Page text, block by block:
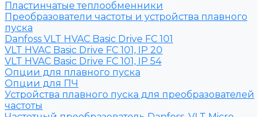
Пластинчатые теплообменники
Преобразователи частоты и устройства плавного
пуска
Danfoss VLT HVAC Basic Drive FC 101
VLT HVAC Basic Drive FC 101, IP 20
VLT HVAC Basic Drive FC 101, IP 54
Опции для плавного пуска
Опции для ПЧ
Устройства плавного пуска для преобразователей
частоты